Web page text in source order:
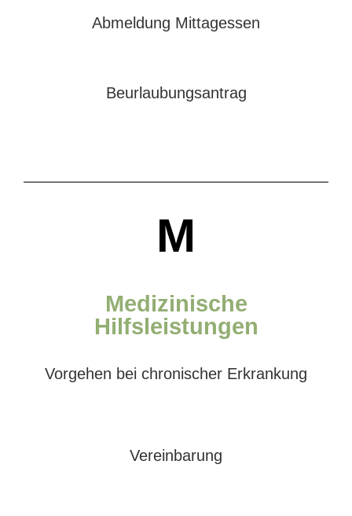
Abmeldung Mittagessen
Beurlaubungsantrag
M
Medizinische
Hilfsleistungen
Vorgehen bei chronischer Erkrankung
Vereinbarung